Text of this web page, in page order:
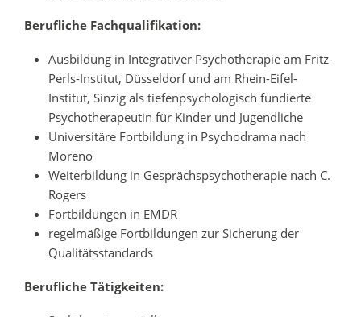
Berufliche Fachqualifikation:
Ausbildung in Integrativer Psychotherapie am Fritz-
Perls-Institut, Düsseldorf und am Rhein-Eifel-
Institut, Sinzig als tiefenpsychologisch fundierte
Psychotherapeutin für Kinder und Jugendliche
Universitäre Fortbildung in Psychodrama nach
Moreno
Weiterbildung in Gesprächspsychotherapie nach C.
Rogers
Fortbildungen in EMDR
regelmäßige Fortbildungen zur Sicherung der
Qualitätsstandards
Berufliche Tätigkeiten: